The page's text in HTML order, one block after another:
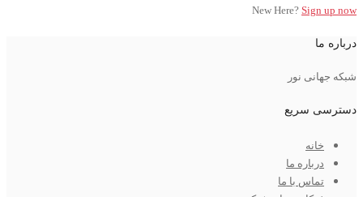
New Here? Sign up now
درباره ما
شبکه جهانی نور
دسترسی سریع
خانه
درباره ما
تماس با ما